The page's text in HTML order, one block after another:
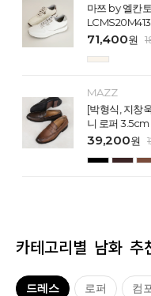
마쯔 by 엘칸
LCMS20M413
71,400원
MAZZ
[박형식, 지창
니 로퍼 3.5cm
39,200원
카테고리별 남화 추
드레스 로퍼 컴